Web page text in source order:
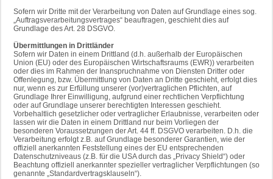
Sofern wir Dritte mit der Verarbeitung von Daten auf Grundlage eines sog.
„Auftragsverarbeitungsvertrages“ beauftragen, geschieht dies auf
Grundlage des Art. 28 DSGVO.
Übermittlungen in Drittländer
Sofern wir Daten in einem Drittland (d.h. außerhalb der Europäischen
Union (EU) oder des Europäischen Wirtschaftsraums (EWR)) verarbeiten
oder dies im Rahmen der Inanspruchnahme von Diensten Dritter oder
Offenlegung, bzw. Übermittlung von Daten an Dritte geschieht, erfolgt dies
nur, wenn es zur Erfüllung unserer (vor)vertraglichen Pflichten, auf
Grundlage Ihrer Einwilligung, aufgrund einer rechtlichen Verpflichtung
oder auf Grundlage unserer berechtigten Interessen geschieht.
Vorbehaltlich gesetzlicher oder vertraglicher Erlaubnisse, verarbeiten oder
lassen wir die Daten in einem Drittland nur beim Vorliegen der
besonderen Voraussetzungen der Art. 44 ff. DSGVO verarbeiten. D.h. die
Verarbeitung erfolgt z.B. auf Grundlage besonderer Garantien, wie der
offiziell anerkannten Feststellung eines der EU entsprechenden
Datenschutzniveaus (z.B. für die USA durch das „Privacy Shield“) oder
Beachtung offiziell anerkannter spezieller vertraglicher Verpflichtungen (so
genannte „Standardvertragsklauseln“).